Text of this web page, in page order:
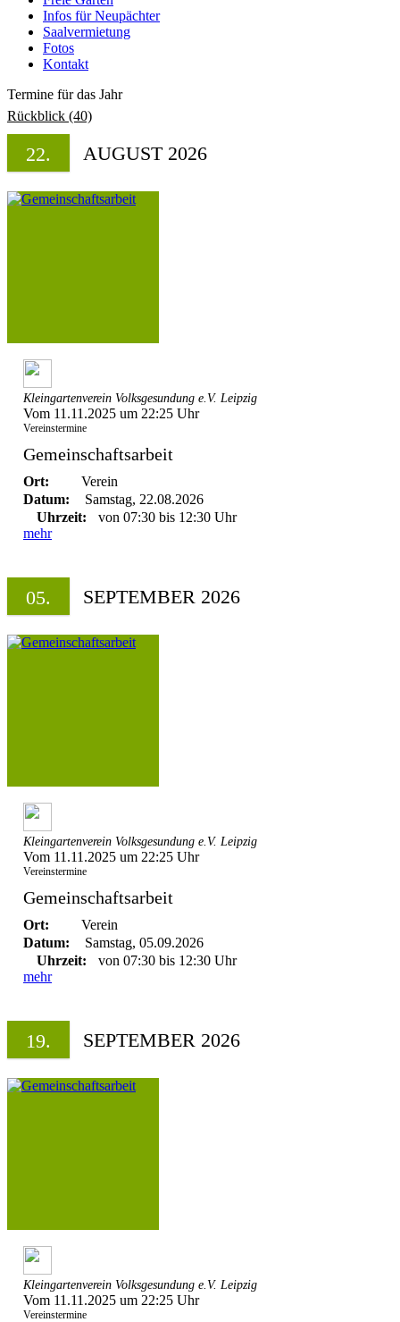
Infos für Neupächter
Saalvermietung
Fotos
Kontakt
Termine für das Jahr
Rückblick (40)
22. AUGUST 2026
Kleingartenverein Volksgesundung e.V. Leipzig
Vom 11.11.2025 um 22:25 Uhr
Vereinstermine
Gemeinschaftsarbeit
Ort:
Verein
Datum:
Samstag, 22.08.2026
Uhrzeit:
von 07:30 bis 12:30 Uhr
mehr
05. SEPTEMBER 2026
Kleingartenverein Volksgesundung e.V. Leipzig
Vom 11.11.2025 um 22:25 Uhr
Vereinstermine
Gemeinschaftsarbeit
Ort:
Verein
Datum:
Samstag, 05.09.2026
Uhrzeit:
von 07:30 bis 12:30 Uhr
mehr
19. SEPTEMBER 2026
Kleingartenverein Volksgesundung e.V. Leipzig
Vom 11.11.2025 um 22:25 Uhr
Vereinstermine